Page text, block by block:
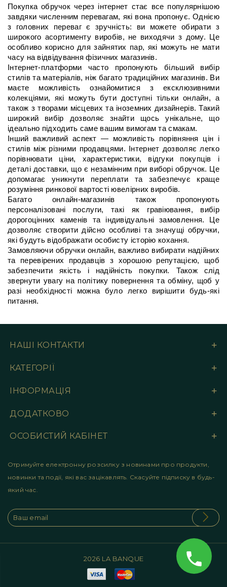
Покупка обручок через інтернет стає все популярнішою
завдяки численним перевагам, які вона пропонує. Однією
з головних переваг є зручність: ви можете обирати з
широкого асортименту виробів, не виходячи з дому. Це
особливо корисно для зайнятих пар, які можуть не мати
часу на відвідування фізичних магазинів.
Інтернет-платформи часто пропонують більший вибір
стилів та матеріалів, ніж багато традиційних магазинів. Ви
маєте можливість ознайомитися з ексклюзивними
колекціями, які можуть бути доступні тільки онлайн, а
також з творами місцевих та іноземних дизайнерів. Такий
широкий вибір дозволяє знайти щось унікальне, що
ідеально підходить саме вашим вимогам та смакам.
Інший важливий аспект — можливість порівняння цін і
стилів між різними продавцями. Інтернет дозволяє легко
порівнювати ціни, характеристики, відгуки покупців і
деталі доставки, що є незамінним при виборі обручок. Це
допомагає уникнути переплати та забезпечує краще
розуміння ринкової вартості ювелірних виробів.
Багато онлайн-магазинів також пропонують
персоналізовані послуги, такі як гравіювання, вибір
дорогоцінних каменів та індивідуальні замовлення. Це
дозволяє створити дійсно особливі та значущі обручки,
які будуть відображати особисту історію кохання.
Замовляючи обручки онлайн, важливо вибирати надійних
та перевірених продавців з хорошою репутацією, щоб
забезпечити якість і надійність покупки. Також слід
звернути увагу на політику повернення та обміну, щоб у
разі необхідності можна було легко вирішити будь-які
питання.
НАШІ КОНТАКТИ
КАТЕГОРІЇ
ІНФОРМАЦІЯ
ДОДАТКОВО
ОСОБИСТИЙ КАБІНЕТ
Отримуйте електронну розсилку з новинами про продукти,
новинки та події, які вас зацікавлять. Скасуйте підписку в будь-
який час.
2026 LA BANQUE